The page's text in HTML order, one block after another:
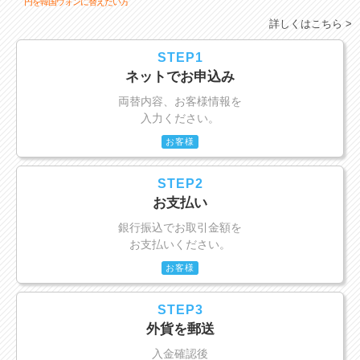
詳しくはこちら >
STEP1
ネットでお申込み
両替内容、お客様情報を
入力ください。
お客様
STEP2
お支払い
銀行振込でお取引金額を
お支払いください。
お客様
STEP3
外貨を郵送
入金確認後